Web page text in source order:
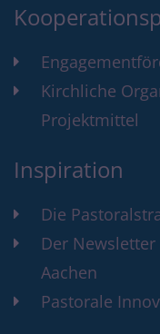
Kirchliche
Projektmittel
Inspiration
Die
Der Newsletter
Aachen
Pastorale